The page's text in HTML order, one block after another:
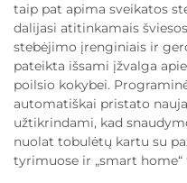
taip pat apima sveikatos
dalijasi atitinkamais
stebėjimo įrenginiais ir
pateikta išsami įžvalga
poilsio kokybei.
automatiškai pristato
užtikrindami, kad
nuolat tobulėtų kartu su
tyrimuose ir „smart